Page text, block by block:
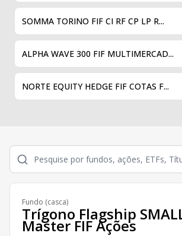
SOMMA TORINO FIF CI RF CP LP R...
ALPHA WAVE 300 FIF MULTIMERCAD...
NORTE EQUITY HEDGE FIF COTAS F...
Fundo (casca)
Trígono Flagship
Master FIF Ações